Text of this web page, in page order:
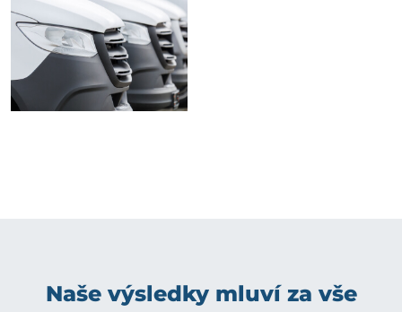
Naše výsledky mluví za vše